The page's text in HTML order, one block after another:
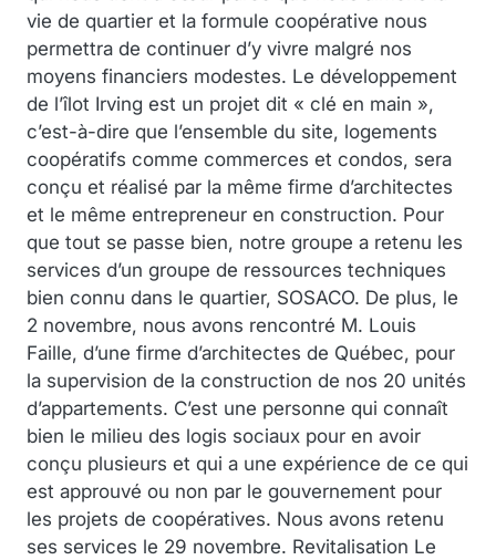
vie de quartier et la formule coopérative nous
permettra de continuer d’y vivre malgré nos
moyens financiers modestes. Le développement
de l’îlot Irving est un projet dit « clé en main »,
c’est-à-dire que l’ensemble du site, logements
coopératifs comme commerces et condos, sera
conçu et réalisé par la même firme d’architectes
et le même entrepreneur en construction. Pour
que tout se passe bien, notre groupe a retenu les
services d’un groupe de ressources techniques
bien connu dans le quartier, SOSACO. De plus, le
2 novembre, nous avons rencontré M. Louis
Faille, d’une firme d’architectes de Québec, pour
la supervision de la construction de nos 20 unités
d’appartements. C’est une personne qui connaît
bien le milieu des logis sociaux pour en avoir
conçu plusieurs et qui a une expérience de ce qui
est approuvé ou non par le gouvernement pour
les projets de coopératives. Nous avons retenu
ses services le 29 novembre. Revitalisation Le